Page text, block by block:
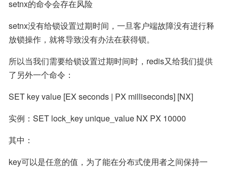
setnx的命令会存在风险
setnx没有给锁设置过期时间，一旦客户端故障没有进行释
放锁操作，就将导致没有办法在获得锁。
所以当我们需要给锁设置过期时间时，redis又给我们提供
了另外一个命令：
SET key value [EX seconds | PX milliseconds] [NX]
实例：SET lock_key unique_value NX PX 10000
其中：
key可以是任意的值，为了能在分布式使用者之间保持一